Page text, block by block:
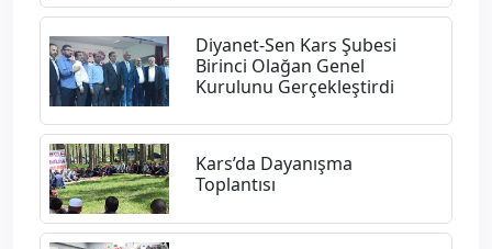
Diyanet-Sen Kars Şubesi
Birinci Olağan Genel
Kurulunu Gerçekleştirdi
​Kars’da Dayanışma
Toplantısı